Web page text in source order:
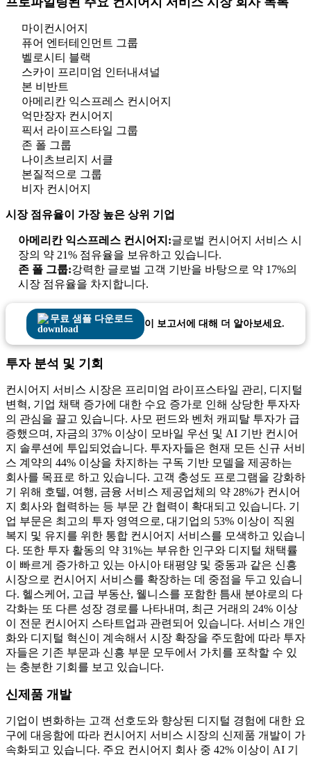
마이컨시어지
퓨어 엔터테인먼트 그룹
벨로시티 블랙
스카이 프리미엄 인터내셔널
본 비반트
아메리칸 익스프레스 컨시어지
억만장자 컨시어지
픽서 라이프스타일 그룹
존 폴 그룹
나이츠브리지 서클
본질적으로 그룹
비자 컨시어지
시장 점유율이 가장 높은 상위 기업
아메리칸 익스프레스 컨시어지:글로벌 컨시어지 서비스 시
장의 약 21% 점유율을 보유하고 있습니다.
존 폴 그룹:강력한 글로벌 고객 기반을 바탕으로 약 17%의
시장 점유율을 차지합니다.
무료 샘플 다운로드 이 보고서에 대해 더 알아보세요.
투자 분석 및 기회
컨시어지 서비스 시장은 프리미엄 라이프스타일 관리, 디지털
변혁, 기업 채택 증가에 대한 수요 증가로 인해 상당한 투자자
의 관심을 끌고 있습니다. 사모 펀드와 벤처 캐피탈 투자가 급
증했으며, 자금의 37% 이상이 모바일 우선 및 AI 기반 컨시어
지 솔루션에 투입되었습니다. 투자자들은 현재 모든 신규 서비
스 계약의 44% 이상을 차지하는 구독 기반 모델을 제공하는
회사를 목표로 하고 있습니다. 고객 충성도 프로그램을 강화하
기 위해 호텔, 여행, 금융 서비스 제공업체의 약 28%가 컨시어
지 회사와 협력하는 등 부문 간 협력이 확대되고 있습니다. 기
업 부문은 최고의 투자 영역으로, 대기업의 53% 이상이 직원
복지 및 유지를 위한 통합 컨시어지 서비스를 모색하고 있습니
다. 또한 투자 활동의 약 31%는 부유한 인구와 디지털 채택률
이 빠르게 증가하고 있는 아시아 태평양 및 중동과 같은 신흥
시장으로 컨시어지 서비스를 확장하는 데 중점을 두고 있습니
다. 헬스케어, 고급 부동산, 웰니스를 포함한 틈새 분야로의 다
각화는 또 다른 성장 경로를 나타내며, 최근 거래의 24% 이상
이 전문 컨시어지 스타트업과 관련되어 있습니다. 서비스 개인
화와 디지털 혁신이 계속해서 시장 확장을 주도함에 따라 투자
자들은 기존 부문과 신흥 부문 모두에서 가치를 포착할 수 있
는 충분한 기회를 보고 있습니다.
신제품 개발
기업이 변화하는 고객 선호도와 향상된 디지털 경험에 대한 요
구에 대응함에 따라 컨시어지 서비스 시장의 신제품 개발이 가
속화되고 있습니다. 주요 컨시어지 회사 중 42% 이상이 AI 기